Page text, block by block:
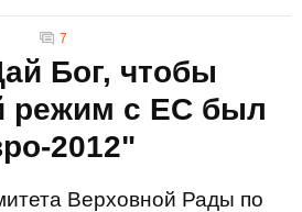
7
Бог, чтобы
режим с ЕС был
2012"
Верховной Рады по